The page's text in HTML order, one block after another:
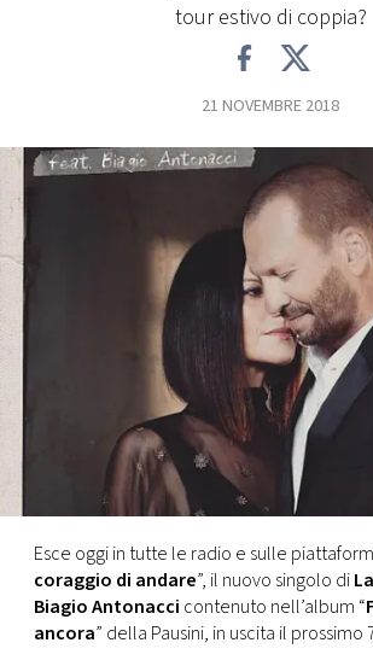
EVENTI
PRINCIPATO
MONACO
RMC
CONSIGLIA
tour estivo di coppia?
21 NOVEMBRE 2018
Esce oggi in tutte le radio e sulle
coraggio di andare”, il nuovo singolo di
Biagio Antonacci contenuto nell’album “
ancora” della Pausini, in uscita il